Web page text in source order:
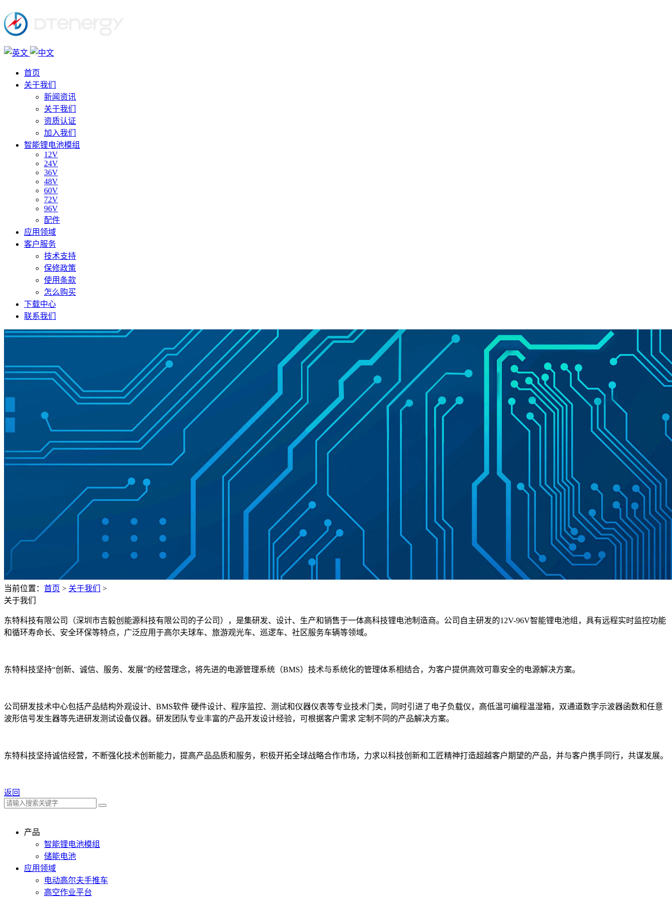
首页
关于我们
新闻资讯
关于我们
资质认证
加入我们
智能锂电池模组
12V
24V
36V
48V
60V
72V
96V
配件
应用领域
客户服务
技术支持
保修政策
使用条款
怎么购买
下载中心
联系我们
当前位置： 首页 > 关于我们
>
关于我们
东特科技有限公司（深圳市吉毅创能源科技有限公司的子公司），是集研发、设计、生产和销售于一体高科技锂电池制造商。公司自主研发的12V-96V智能锂电池组，具有远程实时监控功能
和循环寿命长、安全环保等特点，广泛应用于高尔夫球车、旅游观光车、巡逻车、社区服务车辆等领域。
东特科技坚持“创新、诚信、服务、发展”的经营理念，将先进的电源管理系统（BMS）技术与系统化的管理体系相结合，为客户提供高效可靠安全的电源解决方案。
公司研发技术中心包括产品结构外观设计、BMS软件 硬件设计、程序监控、测试和仪器仪表等专业技术门类，同时引进了电子负载仪，高低温可编程温湿箱，双通道数字示波器函数和任意
波形信号发生器等先进研发测试设备仪器。研发团队专业丰富的产品开发设计经验，可根据客户需求 定制不同的产品解决方案。
东特科技坚持诚信经营，不断强化技术创新能力，提高产品品质和服务，积极开拓全球战略合作市场，力求以科技创新和工匠精神打造超越客户期望的产品，并与客户携手同行，共谋发展。
返回
产品
智能锂电池模组
储能电池
应用领域
电动高尔夫手推车
高空作业平台